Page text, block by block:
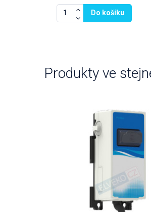
Do košíku
Produkty ve